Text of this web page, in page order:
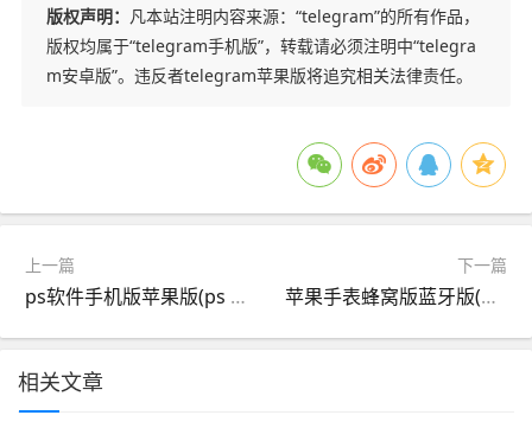
版权声明： 凡本站注明内容来源：“telegram”的所有作品，
版权均属于“telegram手机版”，转载请必须注明中“telegra
m安卓版”。违反者telegram苹果版将追究相关法律责任。
上一篇
ps软件手机版苹果版(ps app ios版)
下一篇
苹果手表蜂窝版蓝牙版(apple watch蓝牙版和蜂窝煤版区别)
相关文章